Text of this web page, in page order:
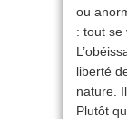
ou
: tout se
liberté
nature.
Plutôt